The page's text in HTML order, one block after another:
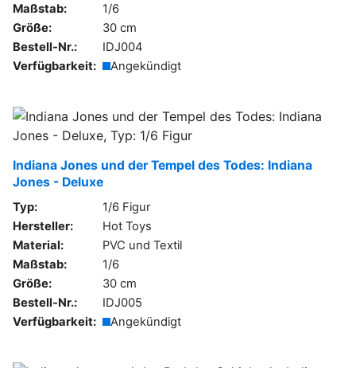
Maßstab:
1/6
Größe:
30 cm
Bestell-Nr.:
IDJ004
Verfügbarkeit:
Angekündigt
Indiana Jones und der Tempel des Todes: Indiana
Jones - Deluxe
Typ:
1/6 Figur
Hersteller:
Hot Toys
Material:
PVC und Textil
Maßstab:
1/6
Größe:
30 cm
Bestell-Nr.:
IDJ005
Verfügbarkeit:
Angekündigt